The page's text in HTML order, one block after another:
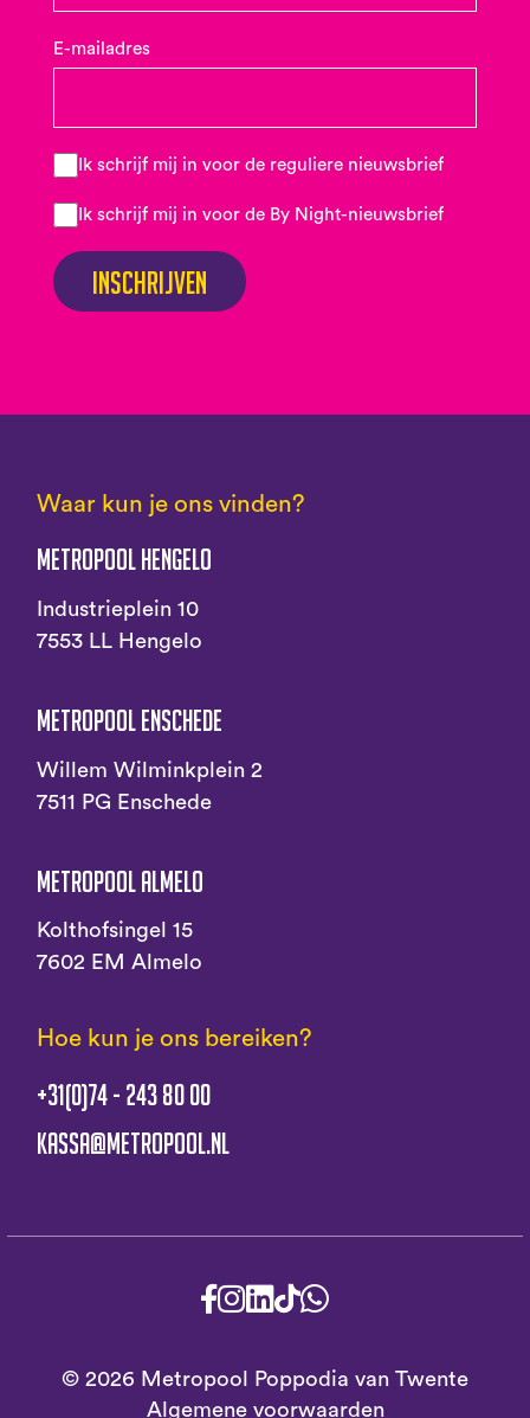
E-mailadres
Ik schrijf mij in voor de reguliere nieuwsbrief
Ik schrijf mij in voor de By Night-nieuwsbrief
Inschrijven
Waar kun je ons vinden?
Metropool Hengelo
Industrieplein 10
7553 LL Hengelo
Metropool Enschede
Willem Wilminkplein 2
7511 PG Enschede
Metropool Almelo
Kolthofsingel 15
7602 EM Almelo
Hoe kun je ons bereiken?
+31(0)74 - 243 80 00
kassa@metropool.nl
© 2026 Metropool Poppodia van Twente
Algemene voorwaarden